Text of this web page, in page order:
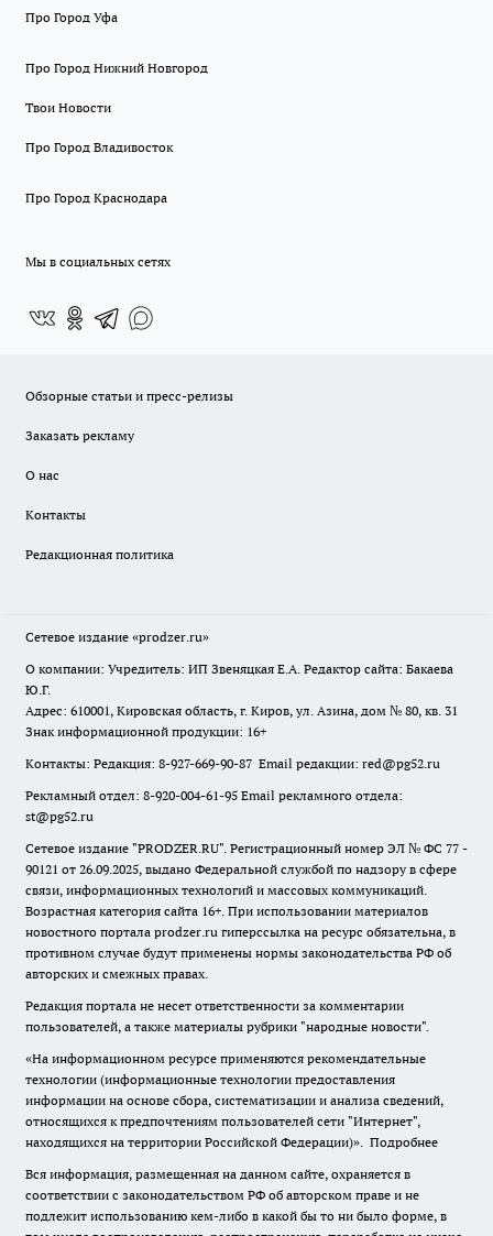
Про Город Уфа
Про Город Нижний Новгород
Твои Новости
Про Город Владивосток
Про Город Краснодара
Мы в социальных сетях
Обзорные статьи и пресс-релизы
Заказать рекламу
О нас
Контакты
Редакционная политика
Сетевое издание «prodzer.ru»
О компании: Учредитель: ИП Звеняцкая Е.А. Редактор сайта: Бакаева
Ю.Г.
Адрес: 610001, Кировская область, г. Киров, ул. Азина, дом № 80, кв. 31
Знак информационной продукции: 16+
Контакты: Редакция: 8-927-669-90-87 Email редакции: red@pg52.ru
Рекламный отдел: 8-920-004-61-95 Email рекламного отдела:
st@pg52.ru
Сетевое издание "PRODZER.RU". Регистрационный номер ЭЛ № ФС 77 -
90121 от 26.09.2025, выдано Федеральной службой по надзору в сфере
связи, информационных технологий и массовых коммуникаций.
Возрастная категория сайта 16+. При использовании материалов
новостного портала prodzer.ru гиперссылка на ресурс обязательна, в
противном случае будут применены нормы законодательства РФ об
авторских и смежных правах.
Редакция портала не несет ответственности за комментарии
пользователей, а также материалы рубрики "народные новости".
«На информационном ресурсе применяются рекомендательные
технологии (информационные технологии предоставления
информации на основе сбора, систематизации и анализа сведений,
относящихся к предпочтениям пользователей сети "Интернет",
находящихся на территории Российской Федерации)». Подробнее
Вся информация, размещенная на данном сайте, охраняется в
соответствии с законодательством РФ об авторском праве и не
подлежит использованию кем-либо в какой бы то ни было форме, в